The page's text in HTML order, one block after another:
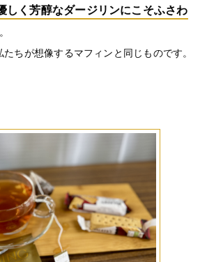
しく芳醇なダージリンにこそふさわ
。
ちが想像するマフィンと同じものです。